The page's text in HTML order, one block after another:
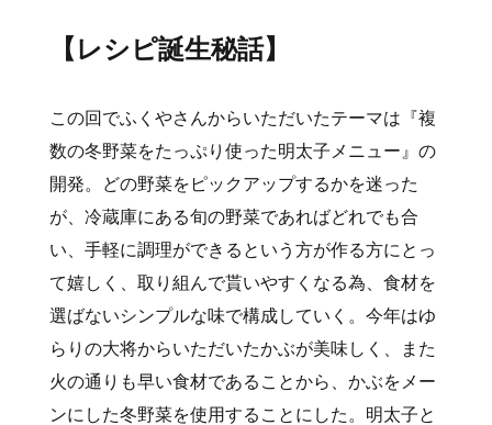
【レシピ誕生秘話】
この回でふくやさんからいただいたテーマは『複
数の冬野菜をたっぷり使った明太子メニュー』の
開発。どの野菜をピックアップするかを迷った
が、冷蔵庫にある旬の野菜であればどれでも合
い、手軽に調理ができるという方が作る方にとっ
て嬉しく、取り組んで貰いやすくなる為、食材を
選ばないシンプルな味で構成していく。今年はゆ
らりの大将からいただいたかぶが美味しく、また
火の通りも早い食材であることから、かぶをメー
ンにした冬野菜を使用することにした。明太子と